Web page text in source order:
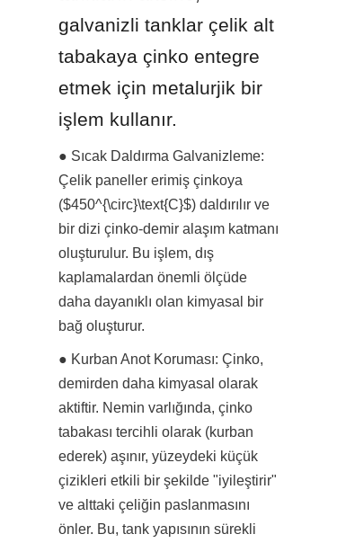
galvanizli tanklar çelik alt
tabakaya çinko entegre
etmek için metalurjik bir
işlem kullanır.
● Sıcak Daldırma Galvanizleme:
Çelik paneller erimiş çinkoya
($450^{\circ}\text{C}$) daldırılır ve
bir dizi çinko-demir alaşım katmanı
oluşturulur. Bu işlem, dış
kaplamalardan önemli ölçüde
daha dayanıklı olan kimyasal bir
bağ oluşturur.
● Kurban Anot Koruması: Çinko,
demirden daha kimyasal olarak
aktiftir. Nemin varlığında, çinko
tabakası tercihli olarak (kurban
ederek) aşınır, yüzeydeki küçük
çizikleri etkili bir şekilde "iyileştirir"
ve alttaki çeliğin paslanmasını
önler. Bu, tank yapısının sürekli